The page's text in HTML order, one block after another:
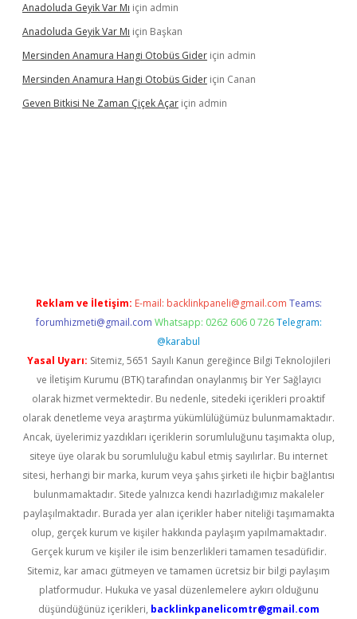
Anadoluda Geyik Var Mı için admin
Anadoluda Geyik Var Mı için Başkan
Mersinden Anamura Hangi Otobüs Gider için admin
Mersinden Anamura Hangi Otobüs Gider için Canan
Geven Bitkisi Ne Zaman Çiçek Açar için admin
Reklam ve İletişim: E-mail: backlinkpaneli@gmail.com Teams:
forumhizmeti@gmail.com Whatsapp: 0262 606 0 726 Telegram:
@karabul
Yasal Uyarı: Sitemiz, 5651 Sayılı Kanun gereğince Bilgi Teknolojileri
ve İletişim Kurumu (BTK) tarafından onaylanmış bir Yer Sağlayıcı
olarak hizmet vermektedir. Bu nedenle, sitedeki içerikleri proaktif
olarak denetleme veya araştırma yükümlülüğümüz bulunmamaktadır.
Ancak, üyelerimiz yazdıkları içeriklerin sorumluluğunu taşımakta olup,
siteye üye olarak bu sorumluluğu kabul etmiş sayılırlar. Bu internet
sitesi, herhangi bir marka, kurum veya şahıs şirketi ile hiçbir bağlantısı
bulunmamaktadır. Sitede yalnızca kendi hazırladığımız makaleler
paylaşılmaktadır. Burada yer alan içerikler haber niteliği taşımamakta
olup, gerçek kurum ve kişiler hakkında paylaşım yapılmamaktadır.
Gerçek kurum ve kişiler ile isim benzerlikleri tamamen tesadüfidir.
Sitemiz, kar amacı gütmeyen ve tamamen ücretsiz bir bilgi paylaşım
platformudur. Hukuka ve yasal düzenlemelere aykırı olduğunu
düşündüğünüz içerikleri, backlinkpanelicomtr@gmail.com